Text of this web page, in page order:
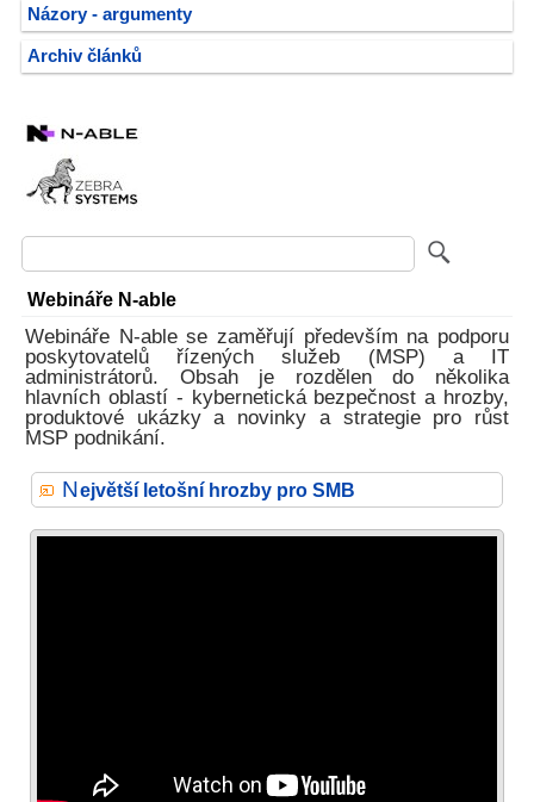
Názory - argumenty
Archiv článků
Webináře N-able
Webináře N-able se zaměřují především na podporu
poskytovatelů řízených služeb (MSP) a IT
administrátorů. Obsah je rozdělen do několika
hlavních oblastí - kybernetická bezpečnost a hrozby,
produktové ukázky a novinky a strategie pro růst
MSP podnikání.
Největší letošní hrozby pro SMB